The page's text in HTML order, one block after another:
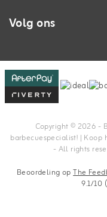
Volg ons
Copyright © 2026 -
barbecuespecialist! | Koop
- All rights
Beoordeling opThe
9.1/10